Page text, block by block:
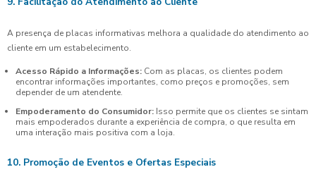
A presença de placas informativas melhora a qualidade do atendimento ao
cliente em um estabelecimento.
Acesso Rápido a Informações: Com as placas, os clientes podem
encontrar informações importantes, como preços e promoções, sem
depender de um atendente.
Empoderamento do Consumidor: Isso permite que os clientes se sintam
mais empoderados durante a experiência de compra, o que resulta em
uma interação mais positiva com a loja.
10. Promoção de Eventos e Ofertas Especiais